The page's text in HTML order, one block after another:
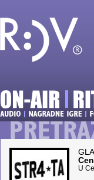
U